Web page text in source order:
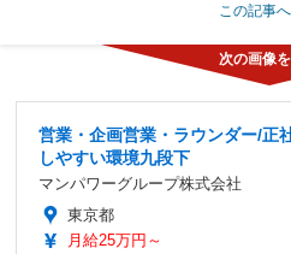
この記事
営業・企画営業・ラウンダー/正
しやすい環境九段下
マンパワーグループ株式会社
東京都
月給25万円～